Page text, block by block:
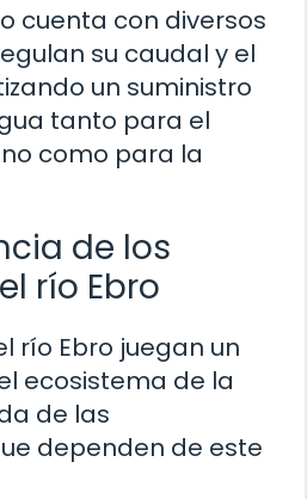
cuenta con diversos
su caudal y el
un suministro
tanto para el
como para la
de los
río Ebro
río Ebro juegan un
ecosistema de la
de las
dependen de este